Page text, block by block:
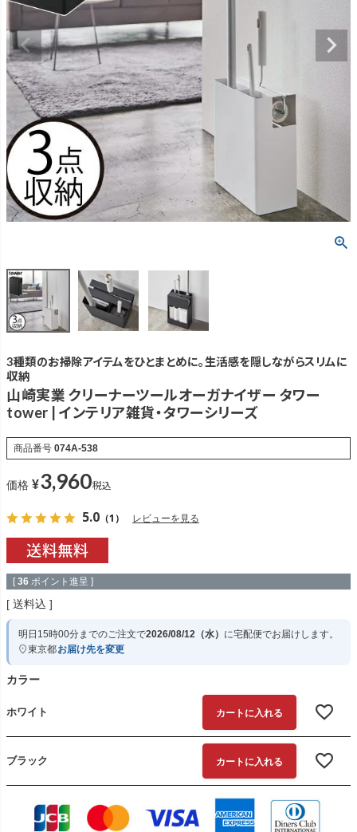
3種類のお掃除アイテムをひとまとめに。生活感を隠しながらスリムに
収納
山崎実業 クリーナーツールオーガナイザー タワー
tower | インテリア雑貨・タワーシリーズ
商品番号 074A-538
価格 ¥3,960税込
5.0 （1） レビューを見る
[ 36 ポイント進呈 ]
送料込
明日 15時00分までのご注文で2026/08/12（水） に宅配便でお届けします。
東京都お届け先を変更
カラー
ホワイト カートに入れる
ブラック カートに入れる